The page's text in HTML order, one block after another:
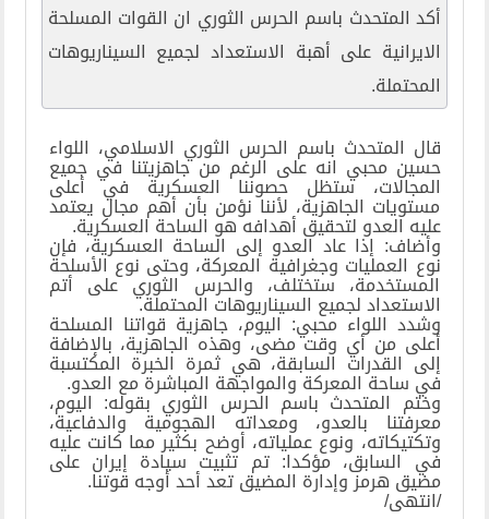
أكد المتحدث باسم الحرس الثوري ان القوات المسلحة
الايرانية على أهبة الاستعداد لجميع السيناريوهات
المحتملة.
قال المتحدث باسم الحرس الثوري الاسلامي، اللواء
حسين محبي انه على الرغم من جاهزيتنا في جميع
المجالات، ستظل حصوننا العسكرية في أعلى
مستويات الجاهزية، لأننا نؤمن بأن أهم مجال يعتمد
عليه العدو لتحقيق أهدافه هو الساحة العسكرية.
وأضاف: إذا عاد العدو إلى الساحة العسكرية، فإن
نوع العمليات وجغرافية المعركة، وحتى نوع الأسلحة
المستخدمة، ستختلف، والحرس الثوري على أتم
الاستعداد لجميع السيناريوهات المحتملة.
وشدد اللواء محبي: اليوم، جاهزية قواتنا المسلحة
أعلى من أي وقت مضى، وهذه الجاهزية، بالإضافة
إلى القدرات السابقة، هي ثمرة الخبرة المكتسبة
في ساحة المعركة والمواجهة المباشرة مع العدو.
وختم المتحدث باسم الحرس الثوري بقوله: اليوم،
معرفتنا بالعدو، ومعداته الهجومية والدفاعية،
وتكتيكاته، ونوع عملياته، أوضح بكثير مما كانت عليه
في السابق، مؤكدا: تم تثبيت سيادة إيران على
مضيق هرمز وإدارة المضيق تعد أحد أوجه قوتنا.
/انتهى/